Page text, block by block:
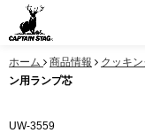
ホーム 商品情報 クッキ
ン用ランプ芯
UW-3559